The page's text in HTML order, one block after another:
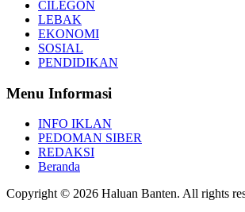
CILEGON
LEBAK
EKONOMI
SOSIAL
PENDIDIKAN
Menu Informasi
INFO IKLAN
PEDOMAN SIBER
REDAKSI
Beranda
Copyright © 2026 Haluan Banten. All rights